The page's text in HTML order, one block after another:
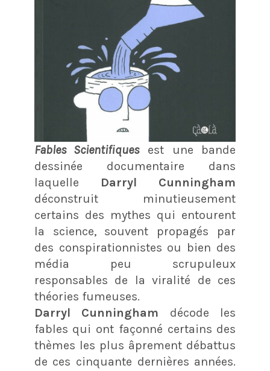
Fables Scientifiquesest une bande
dessinée documentaire dans
laquelle Darryl Cunningham
déconstruit minutieusement
certains des mythes qui entourent
la science, souvent propagés par
des conspirationnistes ou bien des
média peu scrupuleux
responsables de la viralité de ces
théories fumeuses.
Darryl Cunningham décode les
fables qui ont façonné certains des
thèmes les plus âprement débattus
de ces cinquante dernières années.